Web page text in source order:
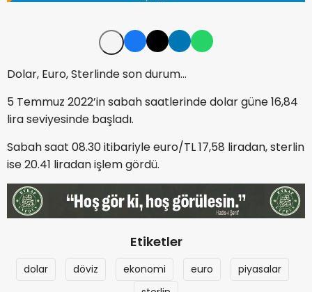
Dolar, Euro, Sterlinde son durum...
5 Temmuz 2022’in sabah saatlerinde dolar güne 16,84
lira seviyesinde başladı.
Sabah saat 08.30 itibariyle euro/TL 17,58 liradan, sterlin
ise 20.41 liradan işlem gördü.
Etiketler
dolar döviz ekonomi euro
piyasalar